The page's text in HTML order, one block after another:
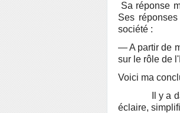
Sa réponse
Ses
société :
— A partir de
sur le rôle de
Voici ma
Il y a dans
éclaire,